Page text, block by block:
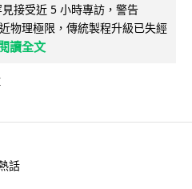
接受近 5 小時專訪，警告
物理極限，傳統製程升級已失經
讀全文
話